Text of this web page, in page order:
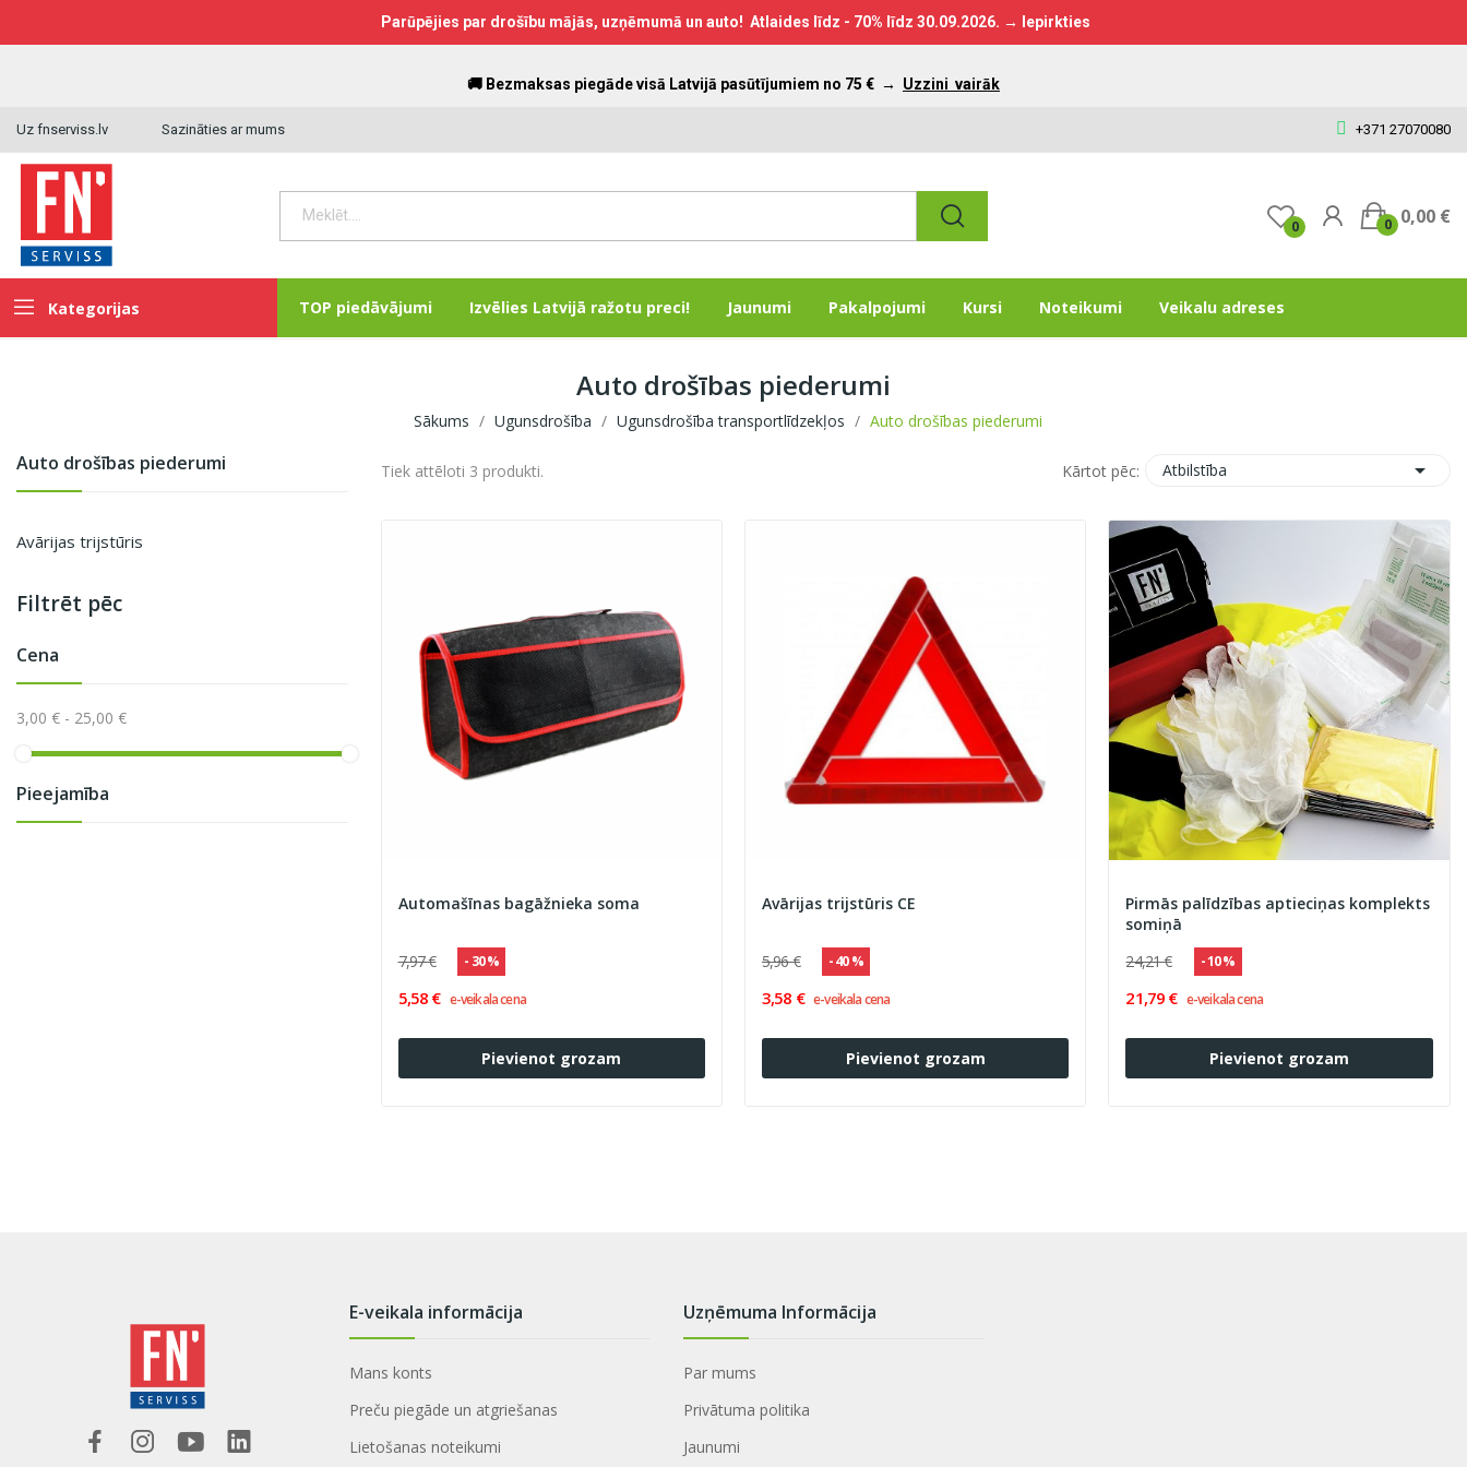
Parūpējies par drošību mājās, uzņēmumā un auto! Atlaides līdz - 70% līdz 30.09.2026. → Iepirkties
🚚 Bezmaksas piegāde visā Latvijā pasūtījumiem no 75 € → Uzzini vairāk
Uz fnserviss.lv Sazināties ar mums +371 27070080
0 0,00 €
0
Kategorijas TOP piedāvājumi Izvēlies Latvijā ražotu preci! Jaunumi Pakalpojumi Kursi Noteikumi Veikalu adreses
Auto drošības piederumi
Sākums Ugunsdrošība Ugunsdrošība transportlīdzekļos Auto drošības piederumi
Auto drošības piederumi
Avārijas trijstūris
Filtrēt pēc
Cena
3,00 € - 25,00 €
Pieejamība
Tiek attēloti 3 produkti. Kārtot pēc: Atbilstība 
Automašīnas bagāžnieka soma
7,97 € - 30 %
5,58 € e-veikala cena
Pievienot grozam
Avārijas trijstūris CE
5,96 € - 40 %
3,58 € e-veikala cena
Pievienot grozam
Pirmās palīdzības aptieciņas komplekts
somiņā
24,21 €
- 10 %
21,79 € e-veikala cena
Pievienot grozam
E-veikala informācija
Mans konts
Preču piegāde un atgriešanas
Lietošanas noteikumi
Uzņēmuma Informācija
Par mums
Privātuma politika
Jaunumi